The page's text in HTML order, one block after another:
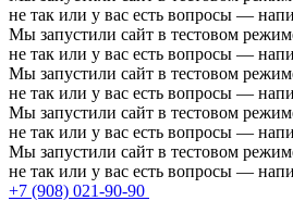
не так или у вас есть вопросы —
Мы запустили сайт в тестовом
не так или у вас есть вопросы —
Мы запустили сайт в тестовом
не так или у вас есть вопросы —
Мы запустили сайт в тестовом
не так или у вас есть вопросы —
Мы запустили сайт в тестовом
не так или у вас есть вопросы —
+7 (908) 021-90-90